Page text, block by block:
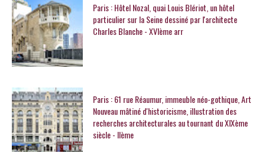
Paris : Hôtel Nozal, quai Louis Blériot, un hôtel
particulier sur la Seine dessiné par l'architecte
Charles Blanche - XVIème arr
Paris : 61 rue Réaumur, immeuble néo-gothique, Art
Nouveau mâtiné d'historicisme, illustration des
recherches architecturales au tournant du XIXème
siècle - IIème